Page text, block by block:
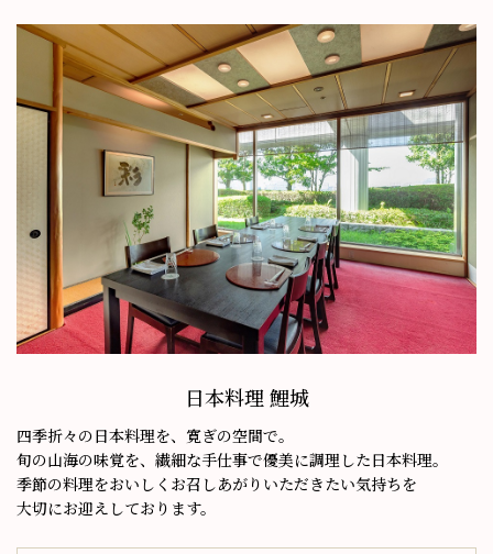
日本料理 鯉城
四季折々の日本料理を、寛ぎの空間で。
旬の山海の味覚を、繊細な手仕事で優美に調理した日本料理。
季節の料理をおいしくお召しあがりいただきたい気持ちを
大切にお迎えしております。